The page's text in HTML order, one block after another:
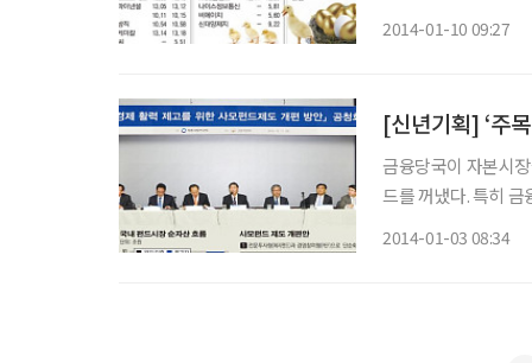
2014-01-10 09:27
금융당국이 자본시
드를 꺼냈다. 특히
2014-01-03 08:34